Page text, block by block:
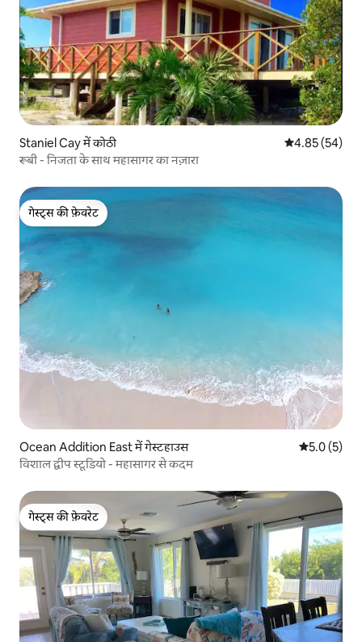
Staniel Cay में कोठी औसत रेटिंग 5 में
4.85 (54)
रूबी - निजता के साथ महासागर का नज़ारा
गेस्ट्स की फ़ेवरेट
गेस्ट्स की फ़ेवरेट
Ocean Addition East में गेस्टहाउस औसत रेटिंग 5
5.0 (5)
विशाल द्वीप स्टूडियो - महासागर से कदम
गेस्ट्स की फ़ेवरेट
गेस्ट्स की फ़ेवरेट